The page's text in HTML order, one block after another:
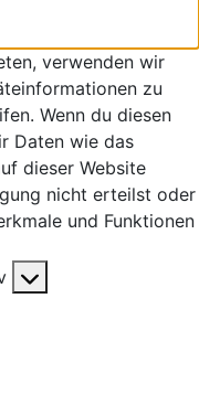
verwenden wir
zu
Wenn du diesen
Daten wie das
dieser Website
nicht erteilst oder
und Funktionen